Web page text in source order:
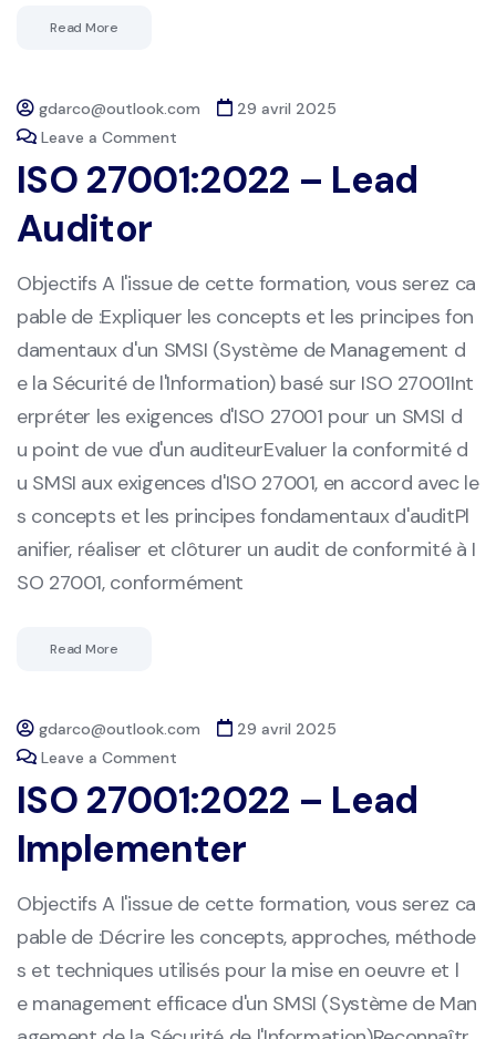
Read More
gdarco@outlook.com
29 avril 2025
Leave a Comment
ISO 27001:2022 – Lead
Auditor
Objectifs A l'issue de cette formation, vous serez ca
pable de :Expliquer les concepts et les principes fon
damentaux d'un SMSI (Système de Management d
e la Sécurité de l'Information) basé sur ISO 27001Int
erpréter les exigences d'ISO 27001 pour un SMSI d
u point de vue d'un auditeurEvaluer la conformité d
u SMSI aux exigences d'ISO 27001, en accord avec le
s concepts et les principes fondamentaux d'auditPl
anifier, réaliser et clôturer un audit de conformité à I
SO 27001, conformément
Read More
gdarco@outlook.com
29 avril 2025
Leave a Comment
ISO 27001:2022 – Lead
Implementer
Objectifs A l'issue de cette formation, vous serez ca
pable de :Décrire les concepts, approches, méthode
s et techniques utilisés pour la mise en oeuvre et l
e management efficace d'un SMSI (Système de Man